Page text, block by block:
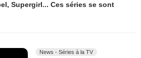
Supergirl... Ces séries se sont
News - Séries à la TV